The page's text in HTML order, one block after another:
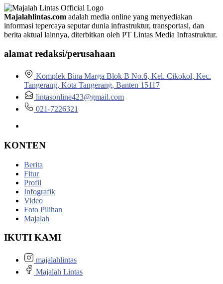
Majalahlintas.com adalah media online yang menyediakan
informasi tepercaya seputar dunia infrastruktur, transportasi, dan
berita aktual lainnya, diterbitkan oleh PT Lintas Media Infrastruktur.
alamat redaksi/perusahaan
Komplek Bina Marga Blok B No.6, Kel. Cikokol, Kec.
Tangerang, Kota Tangerang, Banten 15117
lintasonline423@gmail.com
021-7226321
KONTEN
Berita
Fitur
Profil
Infografik
Video
Foto Pilihan
Majalah
IKUTI KAMI
majalahlintas
Majalah Lintas